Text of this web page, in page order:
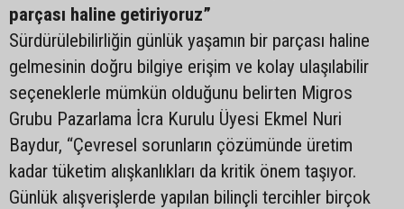
parçası haline getiriyoruz”
Sürdürülebilirliğin günlük yaşamın bir parçası haline
gelmesinin doğru bilgiye erişim ve kolay ulaşılabilir
seçeneklerle mümkün olduğunu belirten Migros
Grubu Pazarlama İcra Kurulu Üyesi Ekmel Nuri
Baydur, “Çevresel sorunların çözümünde üretim
kadar tüketim alışkanlıkları da kritik önem taşıyor.
Günlük alışverişlerde yapılan bilinçli tercihler birçok